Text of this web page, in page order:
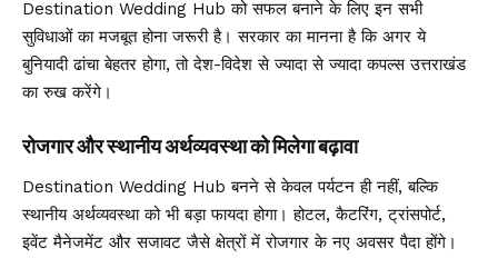
Destination Wedding Hub को सफल बनाने के लिए इन सभी
सुविधाओं का मजबूत होना जरूरी है। सरकार का मानना है कि अगर ये
बुनियादी ढांचा बेहतर होगा, तो देश-विदेश से ज्यादा से ज्यादा कपल्स उत्तराखंड
का रुख करेंगे।
रोजगार और स्थानीय अर्थव्यवस्था को मिलेगा बढ़ावा
Destination Wedding Hub बनने से केवल पर्यटन ही नहीं, बल्कि
स्थानीय अर्थव्यवस्था को भी बड़ा फायदा होगा। होटल, कैटरिंग, ट्रांसपोर्ट,
इवेंट मैनेजमेंट और सजावट जैसे क्षेत्रों में रोजगार के नए अवसर पैदा होंगे।